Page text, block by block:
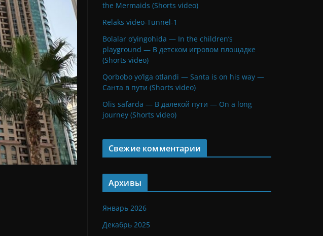
the Mermaids (Shorts video)
Relaks video-Tunnel-1
Bolalar o’yingohida — In the children’s
playground — В детском игровом площадке
(Shorts video)
Qorbobo yo’lga otlandi — Santa is on his way —
Санта в пути (Shorts video)
Olis safarda — В далекой пути — On a long
journey (Shorts video)
Свежие комментарии
Архивы
Январь 2026
Декабрь 2025